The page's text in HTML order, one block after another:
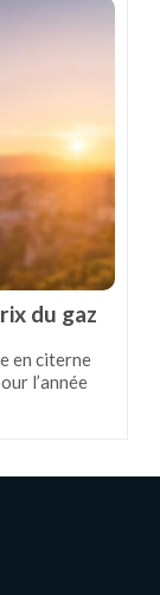
du gaz
en citerne
l’année